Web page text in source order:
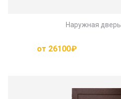
Наружная дверь
от 26100₽